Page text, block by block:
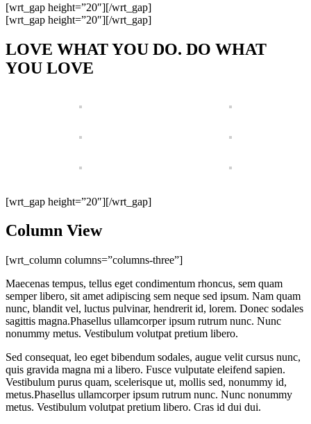
[wrt_gap height=”20″][/wrt_gap]
[wrt_gap height=”20″][/wrt_gap]
LOVE WHAT YOU DO. DO WHAT
YOU LOVE
[wrt_gap height=”20″][/wrt_gap]
Column View
[wrt_column columns=”columns-three”]
Maecenas tempus, tellus eget condimentum rhoncus, sem quam
semper libero, sit amet adipiscing sem neque sed ipsum. Nam quam
nunc, blandit vel, luctus pulvinar, hendrerit id, lorem. Donec sodales
sagittis magna.Phasellus ullamcorper ipsum rutrum nunc. Nunc
nonummy metus. Vestibulum volutpat pretium libero.
Sed consequat, leo eget bibendum sodales, augue velit cursus nunc,
quis gravida magna mi a libero. Fusce vulputate eleifend sapien.
Vestibulum purus quam, scelerisque ut, mollis sed, nonummy id,
metus.Phasellus ullamcorper ipsum rutrum nunc. Nunc nonummy
metus. Vestibulum volutpat pretium libero. Cras id dui dui.